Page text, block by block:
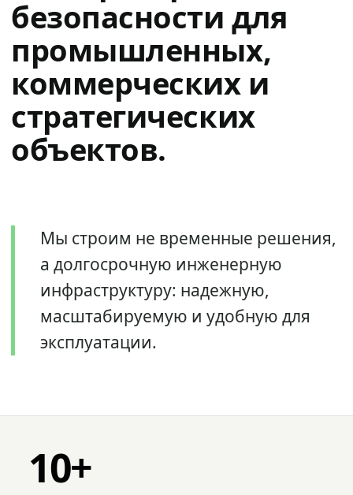
безопасности для
промышленных,
коммерческих и
стратегических
объектов.
Мы строим не временные решения,
а долгосрочную инженерную
инфраструктуру: надежную,
масштабируемую и удобную для
эксплуатации.
10+